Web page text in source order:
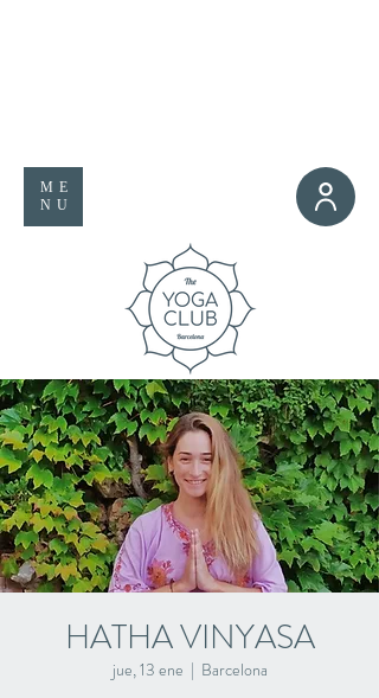
ME
NU
HATHA VINYASA
jue, 13 ene
  |
Barcelona